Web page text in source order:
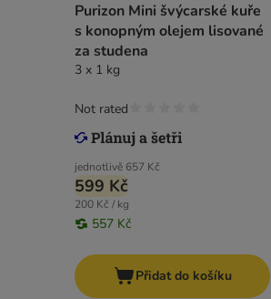
Purizon Mini švýcarské kuře
s konopným olejem lisované
za studena
3 x 1 kg
jednotlivě 657 Kč
599 Kč
200 Kč / kg
557 Kč
Not rated
Přidat do košíku